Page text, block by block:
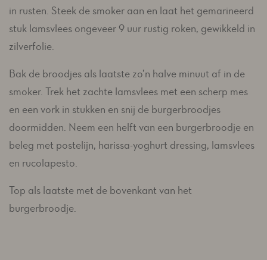
in rusten. Steek de smoker aan en laat het gemarineerd
stuk lamsvlees ongeveer 9 uur rustig roken, gewikkeld in
zilverfolie.
Bak de broodjes als laatste zo’n halve minuut af in de
smoker. Trek het zachte lamsvlees met een scherp mes
en een vork in stukken en snij de burgerbroodjes
doormidden. Neem een helft van een burgerbroodje en
beleg met postelijn, harissa-yoghurt dressing, lamsvlees
en rucolapesto.
Top als laatste met de bovenkant van het
burgerbroodje.